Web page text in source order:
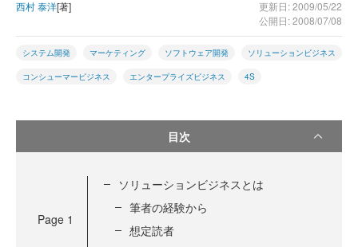
西村 泰洋[著]
更新日: 2009/05/22
公開日: 2008/07/08
システム開発 マーケティング ソフトウェア開発 ソリューションビジネス
コンシューマービジネス エンタープライズビジネス 4S
目次
Page 1
ソリューションビジネスとは
筆者の経験から
想定読者